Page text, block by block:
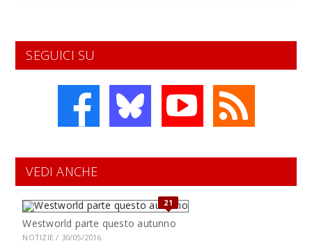
SEGUICI SU
VEDI ANCHE
21
Westworld parte questo autunno
NOTIZIE / 30/05/2016